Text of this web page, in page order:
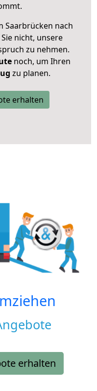
Saarbrücken nach
nicht, unsere
zu nehmen.
noch, um Ihren
zu planen.
erhalten
erhalten